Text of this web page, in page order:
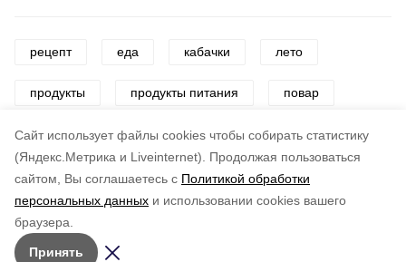
Cайт использует файлы cookies чтобы собирать статистику
(Яндекс.Метрика и Liveinternet).
Продолжая пользоваться
сайтом, Вы соглашаетесь с Политикой обработки
персональных данных и использовании cookies вашего
браузера.
Принять
рецепт еда кабачки лето
продукты продукты питания повар
кулинария
по оценке
5